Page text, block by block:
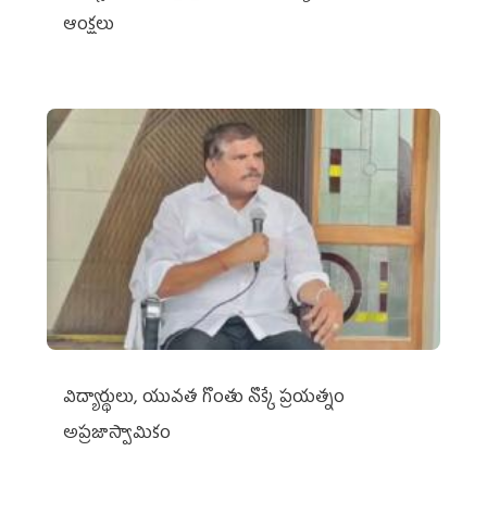
ఆంక్షలు
విద్యార్థులు, యువత గొంతు నొక్కే ప్రయత్నం
అప్రజాస్వామికం